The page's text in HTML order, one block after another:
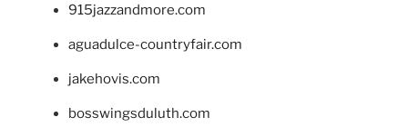
915jazzandmore.com
aguadulce-countryfair.com
jakehovis.com
bosswingsduluth.com